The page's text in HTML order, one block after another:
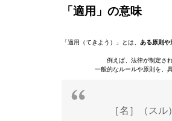
「適用」の意味
「適用（てきよう）」とは、 ある原則や
例えば、法律が制定さ
一般的なルールや原則を、
［名］（ス